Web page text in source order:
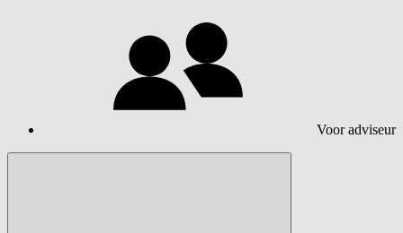
Voor adviseur